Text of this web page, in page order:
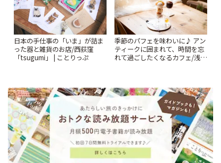
日本の手仕事の「いま」が詰ま
った器と雑貨のお店/西荻窪
「tsugumi」 | ことりっぷ
季節のパフェを味わいに♪ アン
ティークに囲まれて、時間を忘
れて過ごしたくなるカフェ/浅草